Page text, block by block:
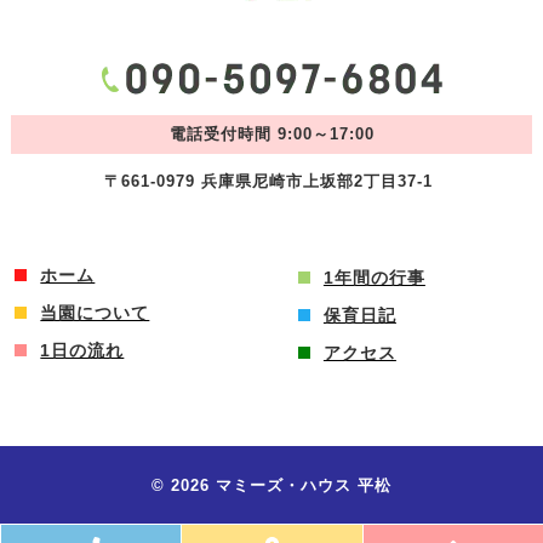
電話受付時間 9:00～17:00
〒661-0979 兵庫県尼崎市上坂部2丁目37-1
ホーム
当園について
1日の流れ
1年間の行事
保育日記
アクセス
© 2026 マミーズ・ハウス 平松